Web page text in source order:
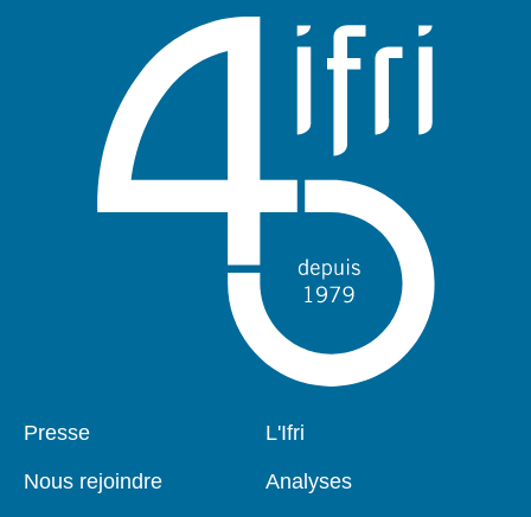
Pied
Presse
Nous rejoindre
Navigation
L'Ifri
Analyses